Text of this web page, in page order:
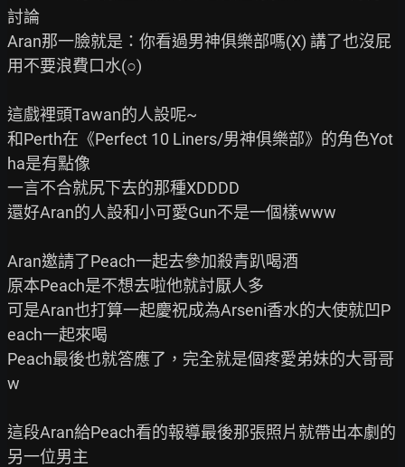
討論
Aran那一臉就是：你看過男神俱樂部嗎(X) 講了也沒屁
用不要浪費口水(○)
這戲裡頭Tawan的人設呢~
和Perth在《Perfect 10 Liners/男神俱樂部》的角色Yot
ha是有點像
一言不合就尻下去的那種XDDDD
還好Aran的人設和小可愛Gun不是一個樣www
Aran邀請了Peach一起去參加殺青趴喝酒
原本Peach是不想去啦他就討厭人多
可是Aran也打算一起慶祝成為Arseni香水的大使就凹P
each一起來喝
Peach最後也就答應了，完全就是個疼愛弟妹的大哥哥
w
這段Aran給Peach看的報導最後那張照片就帶出本劇的
另一位男主